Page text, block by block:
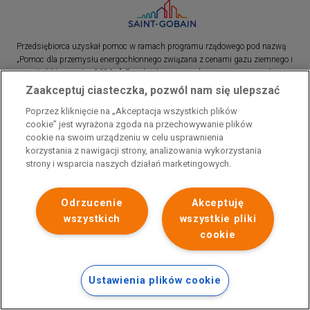
Polityka prywatności
Przedsiębiorca uzyskał pomoc w ramach programu rządowego pod nazwą
„Pomoc dla przemysłu energochłonnego związana z cenami gazu ziemnego i
energii elektrycznej w 2023 r.”. Przedsiębiorca uzyskał pomoc w ramach
programu rządowego pod nazwą: „Pomoc dla sektorów energochłonnych
związana z nagłymi wzrostami cen gazu ziemnego i energii elektrycznej w
2022 r.”
Zaakceptuj ciasteczka, pozwól nam się ulepszać
Poprzez kliknięcie na „Akceptacja wszystkich plików
cookie” jest wyrażona zgoda na przechowywanie plików
cookie na swoim urządzeniu w celu usprawnienia
korzystania z nawigacji strony, analizowania wykorzystania
strony i wsparcia naszych działań marketingowych.
Akceptuję
wszystkie pliki
cookie
Odrzucenie
wszystkich
Ustawienia plików cookie